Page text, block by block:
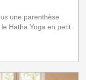
une parenthèse
Hatha Yoga en petit